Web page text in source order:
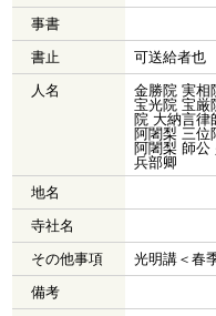
事書
書止
可送給者也
人名
金勝院 実相
宝光院 宝厳
院 大納言律
阿闍梨 三位
阿闍梨 師公
兵部卿
地名
寺社名
その他事項
光明講＜春
備考